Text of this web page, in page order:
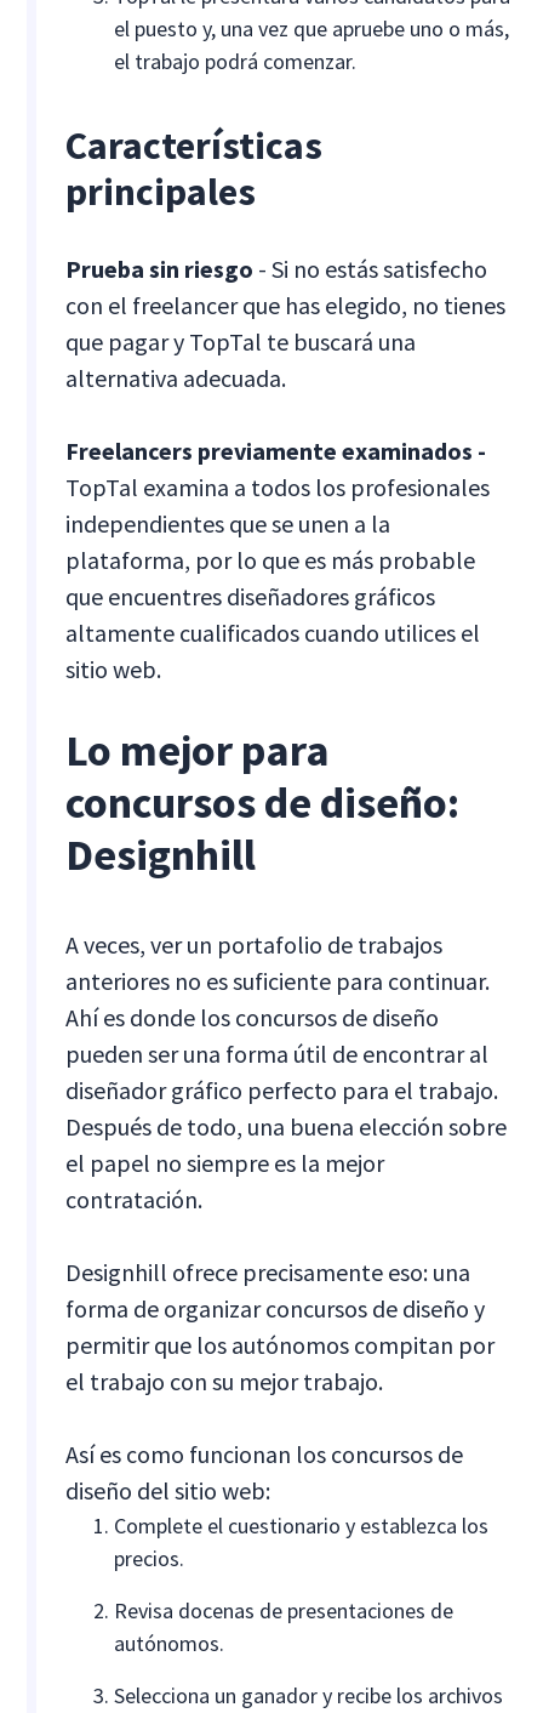
el puesto y, una vez que apruebe uno o más,
el trabajo podrá comenzar.
Características
principales
Prueba sin riesgo - Si no estás satisfecho
con el freelancer que has elegido, no tienes
que pagar y TopTal te buscará una
alternativa adecuada.
Freelancers previamente examinados -
TopTal examina a todos los profesionales
independientes que se unen a la
plataforma, por lo que es más probable
que encuentres diseñadores gráficos
altamente cualificados cuando utilices el
sitio web.
Lo mejor para
concursos de diseño:
Designhill
A veces, ver un portafolio de trabajos
anteriores no es suficiente para continuar.
Ahí es donde los concursos de diseño
pueden ser una forma útil de encontrar al
diseñador gráfico perfecto para el trabajo.
Después de todo, una buena elección sobre
el papel no siempre es la mejor
contratación.
Designhill ofrece precisamente eso: una
forma de organizar concursos de diseño y
permitir que los autónomos compitan por
el trabajo con su mejor trabajo.
Así es como funcionan los concursos de
diseño del sitio web:
Complete el cuestionario y establezca los
precios.
Revisa docenas de presentaciones de
autónomos.
Selecciona un ganador y recibe los archivos